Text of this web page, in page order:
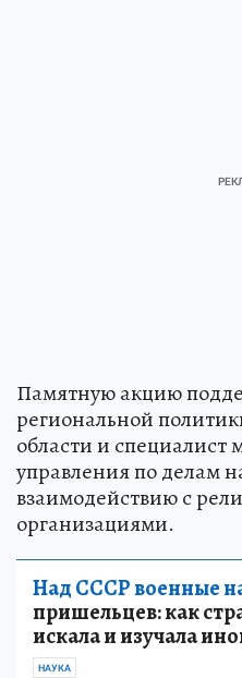
Памятную акцию
региональной
области и специалист
управления по делам
взаимодействию с
организациями.
Над СССР военные
пришельцев: как
искала и изучала
НАУКА